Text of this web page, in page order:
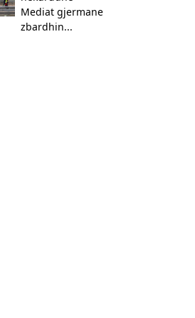
Mediat gjermane
zbardhin...